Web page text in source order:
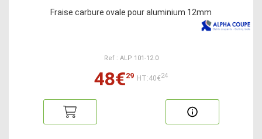
Fraise carbure ovale pour aluminium 12mm
Ref : ALP 101-12.0
48€29 HT:40€24